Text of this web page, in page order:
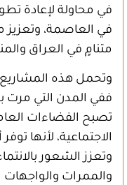
في محاولة لإعادة
في العاصمة، وتعزيز
متنامٍ في العراق
وتحمل هذه المشاريع
ففي المدن التي مرت
تصبح الفضاءات
الاجتماعية، لأنها
وتعزز الشعور
والممرات